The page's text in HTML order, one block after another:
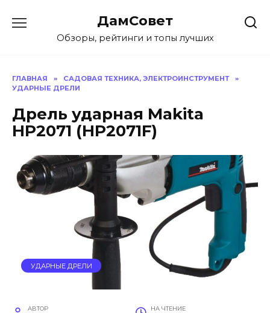
содержанию
ДамСовет
Обзоры, рейтинги и топы лучших
ГЛАВНАЯ » САДОВАЯ ТЕХНИКА, ЭЛЕКТРОИНСТРУМЕНТ
»
УДАРНЫЕ ДРЕЛИ
Дрель ударная Makita
HP2071 (HP2071F)
УДАРНЫЕ ДРЕЛИ
АВТОР НА ЧТЕНИЕ